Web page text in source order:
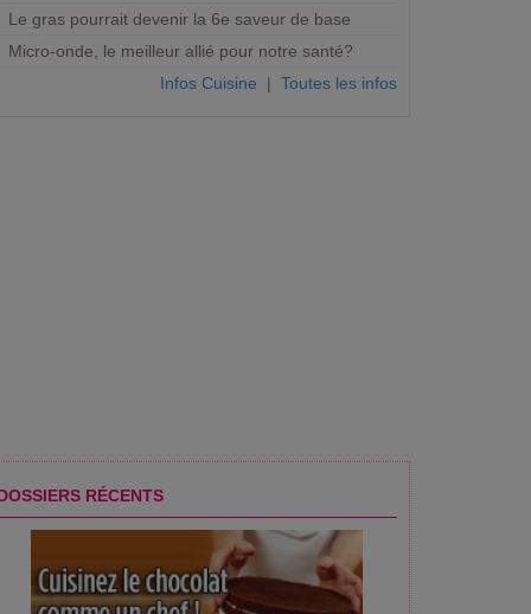
Le gras pourrait devenir la 6e saveur de base
Micro-onde, le meilleur allié pour notre santé?
Infos Cuisine | Toutes les infos
RÉCENTS